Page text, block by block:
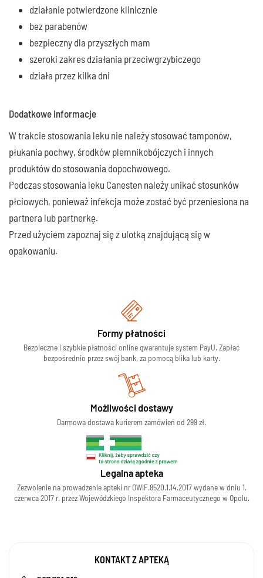
działanie potwierdzone klinicznie
bez parabenów
bezpieczny dla przyszłych mam
szeroki zakres działania przeciwgrzybiczego
działa przez kilka dni
Dodatkowe informacje
W trakcie stosowania leku nie należy stosować tamponów,
płukania pochwy, środków plemnikobójczych i innych
produktów do stosowania dopochwowego.
Podczas stosowania leku Canesten należy unikać stosunków
płciowych, ponieważ infekcja może zostać być przeniesiona na
partnera lub partnerkę.
Przed użyciem zapoznaj się z ulotką znajdującą się w
opakowaniu.
Formy płatności
Bezpieczne i szybkie płatności online gwarantuje system PayU. Zapłać
bezpośrednio przez swój bank, za pomocą blika lub karty.
Możliwości dostawy
Darmowa dostawa kurierem zamówień od 299 zł.
Legalna apteka
Zezwolenie na prowadzenie apteki nr OWIF.8520.1.14.2017 wydane w dniu 1.
czerwca 2017 r. przez Wojewódzkiego Inspektora Farmaceutycznego w Opolu.
KONTAKT Z APTEKĄ